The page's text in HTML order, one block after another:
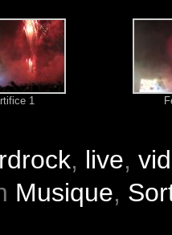
1
, live,
Musique,